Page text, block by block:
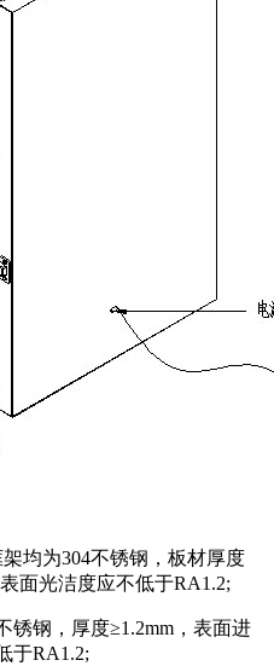
均为304不锈钢，板材厚度
面光洁度应不低于RA1.2;
锈钢，厚度≥1.2mm，表面进
于RA1.2;